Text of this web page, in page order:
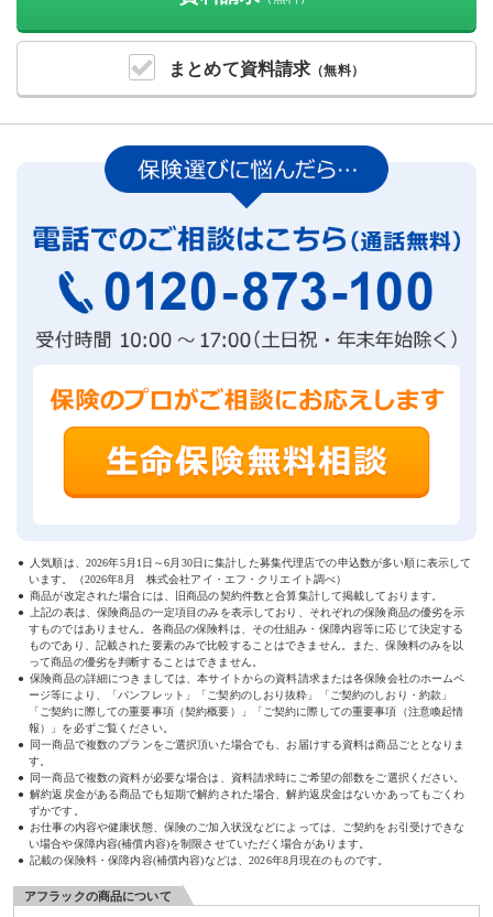
まとめて資料請求 （無料）
人気順は、 2026年5月1日～6月30日 に集計した募集代理店での申込数が多い順に表示して
います。（2026年8月
株式会社アイ・エフ・クリエイト調べ）
商品が改定された場合には、旧商品の契約件数と合算集計して掲載しております。
上記の表は、保険商品の一定項目のみを表示しており、それぞれの保険商品の優劣を示
すものではありません。各商品の保険料は、その仕組み・保障内容等に応じて決定する
ものであり、記載された要素のみで比較することはできません。また、保険料のみを以
って商品の優劣を判断することはできません。
保険商品の詳細につきましては、本サイトからの資料請求または各保険会社のホームペ
ージ等により、「パンフレット」「ご契約のしおり抜粋」「ご契約のしおり・約款」
「ご契約に際しての重要事項（契約概要）」「ご契約に際しての重要事項（注意喚起情
報）」を必ずご覧ください。
同一商品で複数のプランをご選択頂いた場合でも、お届けする資料は商品ごととなりま
す。
同一商品で複数の資料が必要な場合は、資料請求時にご希望の部数をご選択ください。
解約返戻金がある商品でも短期で解約された場合、解約返戻金はないかあってもごくわ
ずかです。
お仕事の内容や健康状態、保険のご加入状況などによっては、ご契約をお引受けできな
い場合や保障内容(補償内容)を制限させていただく場合があります。
記載の保険料・保障内容(補償内容)などは、2026年8月現在のものです。
アフラックの商品について